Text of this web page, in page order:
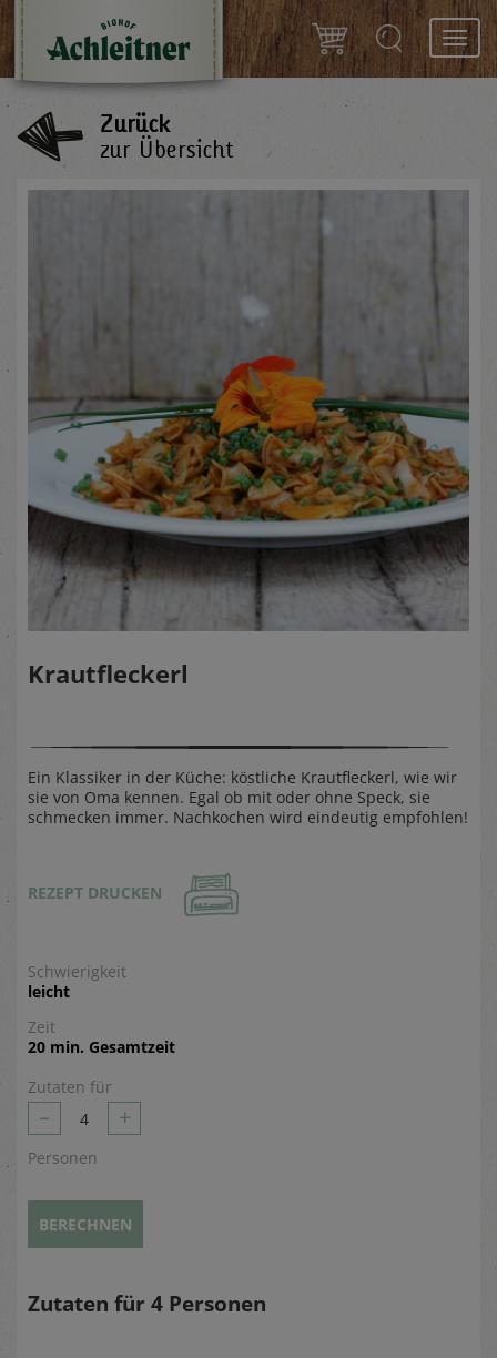
Zurück
zur Übersicht
Krautfleckerl
Ein Klassiker in der Küche: köstliche Krautfleckerl, wie wir
sie von Oma kennen. Egal ob mit oder ohne Speck, sie
schmecken immer. Nachkochen wird eindeutig empfohlen!
REZEPT DRUCKEN
Schwierigkeit
leicht
Zeit
20 min. Gesamtzeit
Zutaten für
– 4 +
Personen
BERECHNEN
Zutaten für 4 Personen